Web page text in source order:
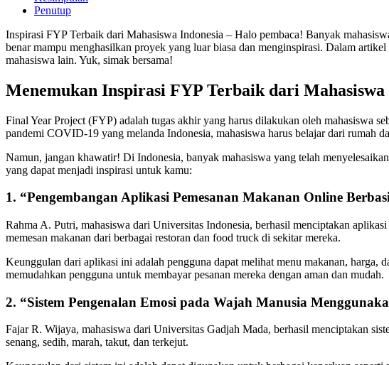
Penutup
Inspirasi FYP Terbaik dari Mahasiswa Indonesia – Halo pembaca! Banyak
benar mampu menghasilkan proyek yang luar biasa dan menginspirasi. Dalam
mahasiswa lain. Yuk, simak bersama!
Menemukan Inspirasi FYP Terbaik dari Mahasiswa
Final Year Project (FYP) adalah tugas akhir yang harus dilakukan oleh mahasiswa
pandemi COVID-19 yang melanda Indonesia, mahasiswa harus belajar dari rumah
Namun, jangan khawatir! Di Indonesia, banyak mahasiswa yang telah
yang dapat menjadi inspirasi untuk kamu:
1. “Pengembangan Aplikasi Pemesanan Makanan Online
Rahma A. Putri, mahasiswa dari Universitas Indonesia, berhasil menciptakan
memesan makanan dari berbagai restoran dan food truck di sekitar mereka.
Keunggulan dari aplikasi ini adalah pengguna dapat melihat menu makanan,
memudahkan pengguna untuk membayar pesanan mereka dengan aman dan mudah.
2. “Sistem Pengenalan Emosi pada Wajah Manusia
Fajar R. Wijaya, mahasiswa dari Universitas Gadjah Mada, berhasil menciptakan
senang, sedih, marah, takut, dan terkejut.